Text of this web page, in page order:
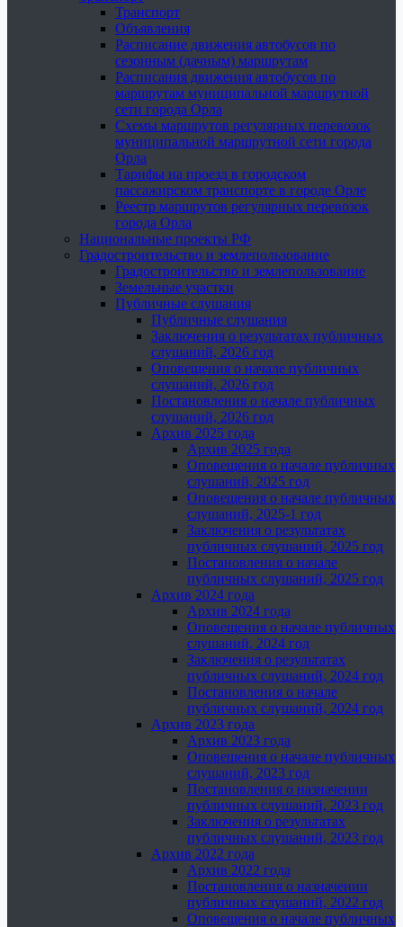
Транспорт
Объявления
Расписание движения автобусов по
сезонным (дачным) маршрутам
Расписания движения автобусов по
маршрутам муниципальной маршрутной
сети города Орла
Схемы маршрутов регулярных перевозок
муниципальной маршрутной сети города
Орла
Тарифы на проезд в городском
пассажирском транспорте в городе Орле
Реестр маршрутов регулярных перевозок
города Орла
Национальные проекты РФ
Градостроительство и землепользование
Градостроительство и землепользование
Земельные участки
Публичные слушания
Публичные слушания
Заключения о результатах публичных
слушаний, 2026 год
Оповещения о начале публичных
слушаний, 2026 год
Постановления о начале публичных
слушаний, 2026 год
Архив 2025 года
Архив 2025 года
Оповещения о начале публичных
слушаний, 2025 год
Оповещения о начале публичных
слушаний, 2025-1 год
Заключения о результатах
публичных слушаний, 2025 год
Постановления о начале
публичных слушаний, 2025 год
Архив 2024 года
Архив 2024 года
Оповещения о начале публичных
слушаний, 2024 год
Заключения о результатах
публичных слушаний, 2024 год
Постановления о начале
публичных слушаний, 2024 год
Архив 2023 года
Архив 2023 года
Оповещения о начале публичных
слушаний, 2023 год
Постановления о назначении
публичных слушаний, 2023 год
Заключения о результатах
публичных слушаний, 2023 год
Архив 2022 года
Архив 2022 года
Постановления о назначении
публичных слушаний, 2022 год
Оповещения о начале публичных